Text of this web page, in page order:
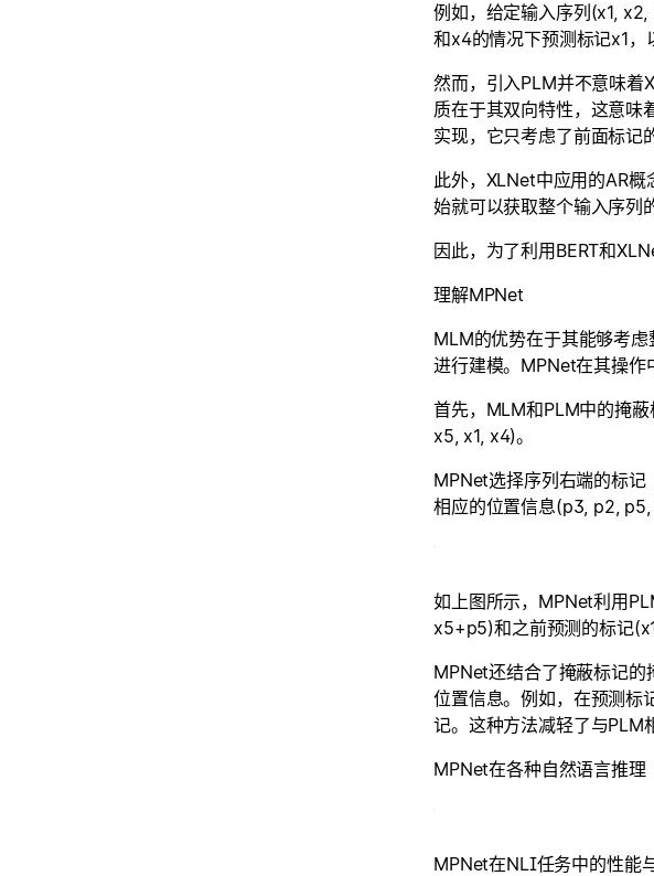
例如，给定输入序列(x1,
和x4的情况下预测标记x1，
然而，引入PLM并不意味着
质在于其双向特性，这意味
实现，它只考虑了前面标记
此外，XLNet中应用的AR
始就可以获取整个输入序列
因此，为了利用BERT和
理解MPNet
MLM的优势在于其能够考
进行建模。MPNet在其操作
首先，MLM和PLM中的掩
x5, x1, x4)。
MPNet选择序列右端的标
相应的位置信息(p3, p2, p5,
如上图所示，MPNet利用
x5+p5)和之前预测的标记
MPNet还结合了掩蔽标记
位置信息。例如，在预测
记。这种方法减轻了与PLM
MPNet在各种自然语言推理
MPNet在NLI任务中的性能